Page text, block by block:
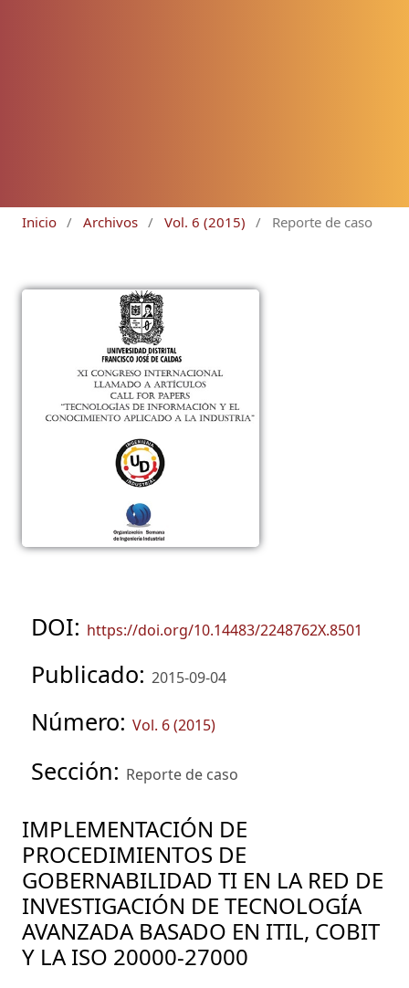
Inicio / Archivos / Vol. 6 (2015) / Reporte de caso
DOI: https://doi.org/10.14483/2248762X.8501
Publicado: 2015-09-04
Número: Vol. 6 (2015)
Sección: Reporte de caso
IMPLEMENTACIÓN DE
PROCEDIMIENTOS DE
GOBERNABILIDAD TI EN LA RED DE
INVESTIGACIÓN DE TECNOLOGÍA
AVANZADA BASADO EN ITIL, COBIT
Y LA ISO 20000-27000